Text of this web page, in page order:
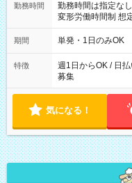
勤務時間
勤務時間は指定なし
変形労働時間制 想定労働時間
～21：00
期間 単発・1日のみOK
特徴
週1日からOK / 日
募集
気になる！